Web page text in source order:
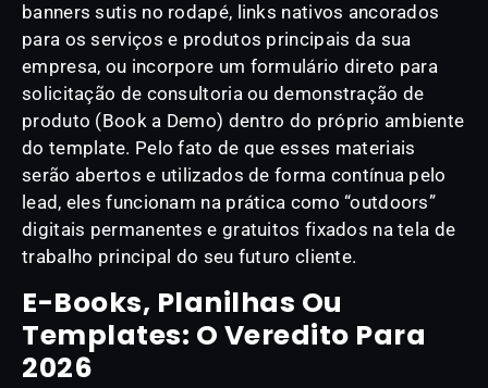
banners sutis no rodapé, links nativos ancorados
para os serviços e produtos principais da sua
empresa, ou incorpore um formulário direto para
solicitação de consultoria ou demonstração de
produto (Book a Demo) dentro do próprio ambiente
do template. Pelo fato de que esses materiais
serão abertos e utilizados de forma contínua pelo
lead, eles funcionam na prática como “outdoors”
digitais permanentes e gratuitos fixados na tela de
trabalho principal do seu futuro cliente.
E-Books, Planilhas Ou
Templates: O Veredito Para
2026